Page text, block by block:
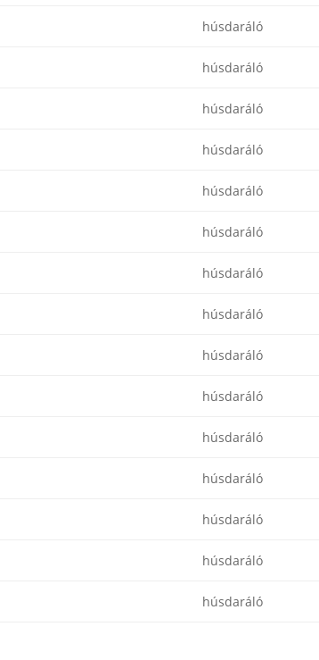
húsdaráló
húsdaráló
húsdaráló
húsdaráló
húsdaráló
húsdaráló
húsdaráló
húsdaráló
húsdaráló
húsdaráló
húsdaráló
húsdaráló
húsdaráló
húsdaráló
húsdaráló